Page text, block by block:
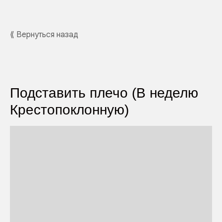
⟪ Вернуться назад
Подставить плечо (В неделю
Крестопоклонную)